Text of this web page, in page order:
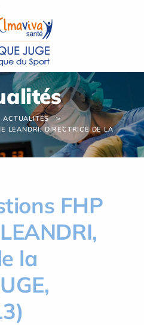
ACTUALITÉS
LEANDRI, DIRECTRICE DE LA
FHP
la